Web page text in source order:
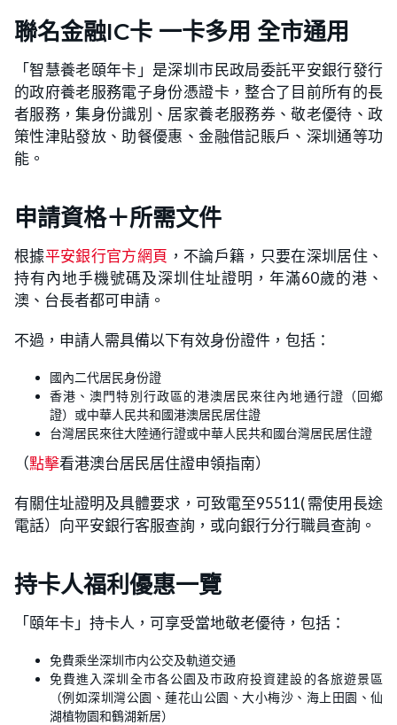
聯名金融IC卡 一卡多用 全市通用
「智慧養老頤年卡」是深圳市民政局委託平安銀行發行
的政府養老服務電子身份憑證卡，整合了目前所有的長
者服務，集身份識別、居家養老服務券、敬老優待、政
策性津貼發放、助餐優惠、金融借記賬戶、深圳通等功
能。
申請資格＋所需文件
根據平安銀行官方網頁 ，不論戶籍，只要在深圳居住、
持有內地手機號碼及深圳住址證明，年滿60歲的港、
澳、台長者都可申請。
不過，申請人需具備以下有效身份證件，包括：
國內二代居民身份證
香港、澳門特別行政區的港澳居民來往內地通行證（回鄉
證）或中華人民共和國港澳居民居住證
台灣居民來往大陸通行證或中華人民共和國台灣居民居住證
（點擊看港澳台居民居住證申領指南）
有關住址證明及具體要求，可致電至95511( 需使用長途
電話）向平安銀行客服查詢，或向銀行分行職員查詢。
持卡人福利優惠一覽
「頤年卡」持卡人，可享受當地敬老優待，包括：
免費乘坐深圳市内公交及軌道交通
免費進入深圳全市各公園及市政府投資建設的各旅遊景區
（例如深圳灣公園、蓮花山公園、大小梅沙、海上田園、仙
湖植物園和鶴湖新居）